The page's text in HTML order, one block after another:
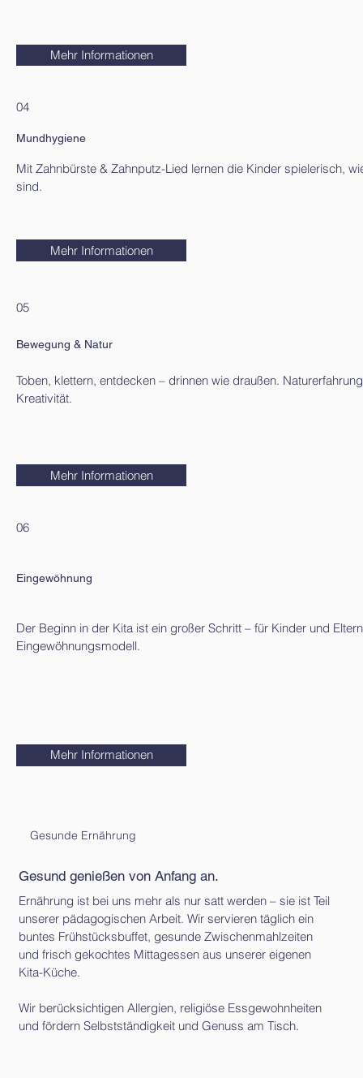
Mehr Informationen
04
Mundhygiene
Mit Zahnbürste & Zahnputz-Lied lernen die Kinder spielerisch,
sind.
Mehr Informationen
05
Bewegung & Natur
Toben, klettern, entdecken – drinnen wie draußen.
Kreativität.
Mehr Informationen
06
Eingewöhnung
Der Beginn in der Kita ist ein großer Schritt – für Kinder und
Eingewöhnungsmodell.
Mehr Informationen
Gesunde Ernährung
Gesund genießen von Anfang an.
Ernährung ist bei uns mehr als nur satt werden – sie ist Teil
unserer pädagogischen Arbeit. Wir servieren täglich ein
buntes Frühstücksbuffet, gesunde Zwischenmahlzeiten
und frisch gekochtes Mittagessen aus unserer eigenen
Kita-Küche.
Wir berücksichtigen Allergien, religiöse Essgewohnheiten
und fördern Selbstständigkeit und Genuss am Tisch.